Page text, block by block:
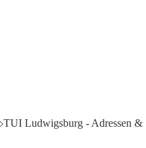
TUI Ludwigsburg - Adressen &